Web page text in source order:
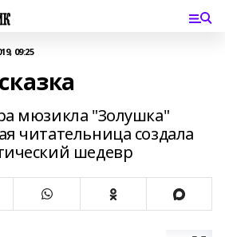
09:25
мюзикла "Золушка"
читательница создала
шедевр